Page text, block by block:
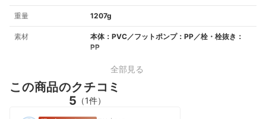
重量 1207g
素材
本体：PVC／フットポンプ：PP／栓・栓抜き：
PP
全部見る
この商品のクチコミ
5 （1件）